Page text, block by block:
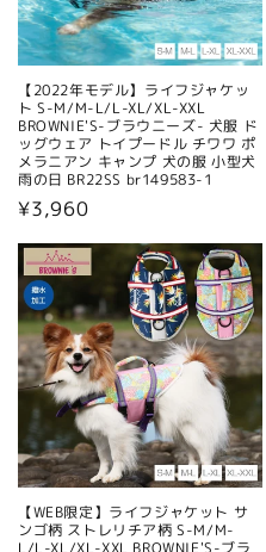
【2022年モデル】ライフジャケッ
ト S-M/M-L/L-XL/XL-XXL
BROWNIE'S-ブラウニーズ- 犬服 ド
ッグウェア トイプードル チワワ ポ
メラニアン キャンプ 犬の服 小型犬
雨の日 BR22SS br149583-1
通
常
価
格
¥3,960
【WEB限定】ライフジャケット サ
ンゴ柄 ストレリチア柄 S-M/M-
L/L-XL/XL-XXL BROWNIE'S-ブラ